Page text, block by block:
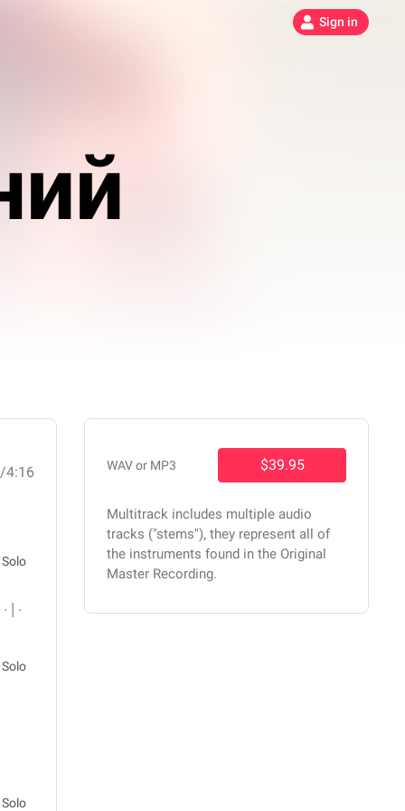
Sign in
/4:16
Solo
Solo
Solo
WAV or MP3 $39.95
Multitrack includes multiple audio
tracks ("stems"), they represent all of
the instruments found in the Original
Master Recording.